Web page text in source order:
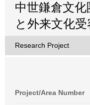
中世鎌倉文
と外来文化
Research Project
Project/Area Number